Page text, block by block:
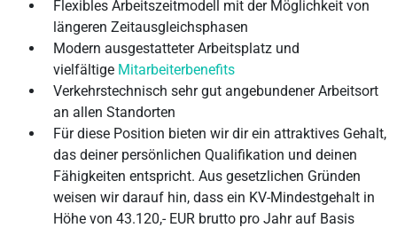
Flexibles Arbeitszeitmodell mit der Möglichkeit von
längeren Zeitausgleichsphasen
Modern ausgestatteter Arbeitsplatz und
vielfältige Mitarbeiterbenefits
Verkehrstechnisch sehr gut angebundener Arbeitsort
an allen Standorten
Für diese Position bieten wir dir ein attraktives Gehalt,
das deiner persönlichen Qualifikation und deinen
Fähigkeiten entspricht. Aus gesetzlichen Gründen
weisen wir darauf hin, dass ein KV-Mindestgehalt in
Höhe von 43.120,- EUR brutto pro Jahr auf Basis